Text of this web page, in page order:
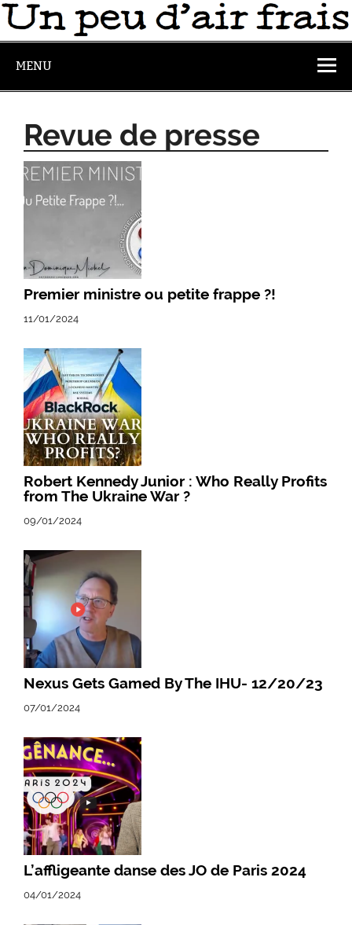
MENU
Revue de presse
Premier ministre ou petite frappe ?!
11/01/2024
Robert Kennedy Junior : Who Really Profits
from The Ukraine War ?
09/01/2024
Nexus Gets Gamed By The IHU- 12/20/23
07/01/2024
L’affligeante danse des JO de Paris 2024
04/01/2024